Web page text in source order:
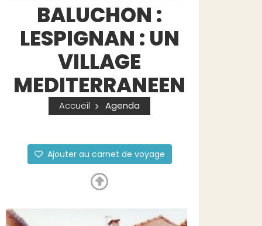
BALUCHON :
LESPIGNAN : UN
VILLAGE
MEDITERRANEEN
Accueil Agenda
Ajouter au carnet de voyage